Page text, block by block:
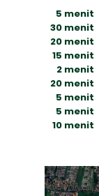
5 menit
30 menit
20 menit
15 menit
2 menit
20 menit
5 menit
5 menit
10 menit